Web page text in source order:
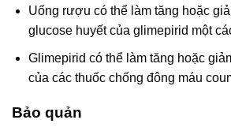
Uống rượu có thể làm tăng hoặc
glucose huyết của glimepirid một
Glimepirid có thể làm tăng hoặc
của các thuốc chống đông máu
Bảo quản